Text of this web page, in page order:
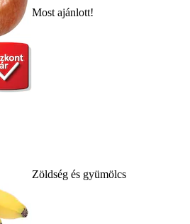
Most ajánlott!
Zöldség és gyümölcs